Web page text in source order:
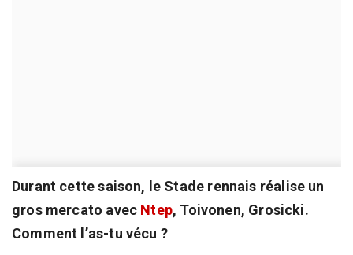
Durant cette saison, le Stade rennais réalise un
gros mercato avec Ntep, Toivonen, Grosicki.
Comment l’as-tu vécu ?